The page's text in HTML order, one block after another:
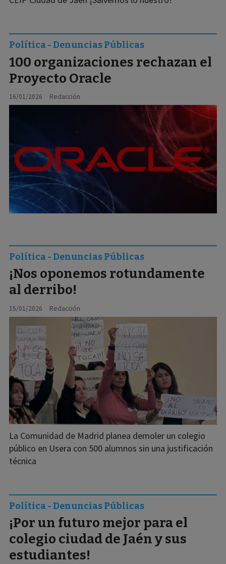
100 organizaciones rechazan el
Proyecto Oracle
Redacción
Política - Denuncias Públicas
16/01/2026
¡Nos oponemos rotundamente
al derribo!
Redacción
Política - Denuncias Públicas
15/01/2026
La Comunidad de Madrid planea demoler un colegio
público en Usera con 500 alumnos sin una justificación
técnica
¡Por un futuro mejor para el
colegio ciudad de Jaén y sus
estudiantes!
Política - Denuncias Públicas